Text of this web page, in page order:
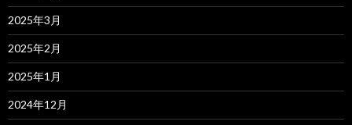
2025年3月
2025年2月
2025年1月
2024年12月